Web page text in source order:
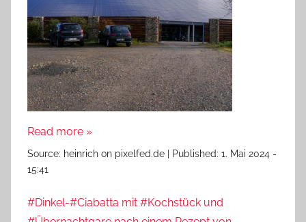
Read more »
Source: heinrich on pixelfed.de Published: 1. Mai 2024 -
15:41
#Dinkel-#Ciabatta mit #Kochstück und